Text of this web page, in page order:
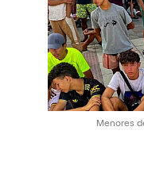
Menores